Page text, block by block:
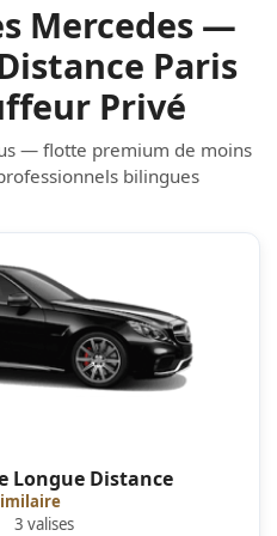
Mercedes —
Paris
Privé
— flotte premium de moins
bilingues
Longue Distance
3 valises